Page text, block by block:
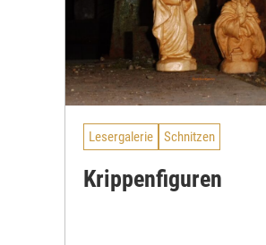
Lesergalerie Schnitzen
Krippenfiguren